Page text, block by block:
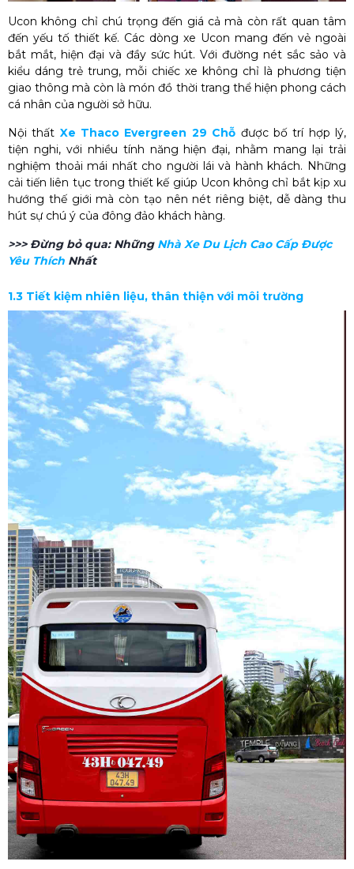
Ucon không chỉ chú trọng đến giá cả mà còn rất quan tâm
đến yếu tố thiết kế. Các dòng xe Ucon mang đến vẻ ngoài
bắt mắt, hiện đại và đầy sức hút. Với đường nét sắc sảo và
kiểu dáng trẻ trung, mỗi chiếc xe không chỉ là phương tiện
giao thông mà còn là món đồ thời trang thể hiện phong cách
cá nhân của người sở hữu.
Nội thất Xe Thaco Evergreen 29 Chỗ được bố trí hợp lý,
tiện nghi, với nhiều tính năng hiện đại, nhằm mang lại trải
nghiệm thoải mái nhất cho người lái và hành khách. Những
cải tiến liên tục trong thiết kế giúp Ucon không chỉ bắt kịp xu
hướng thế giới mà còn tạo nên nét riêng biệt, dễ dàng thu
hút sự chú ý của đông đảo khách hàng.
>>> Đừng bỏ qua: Những Nhà Xe Du Lịch Cao Cấp Được
Yêu Thích Nhất
1.3 Tiết kiệm nhiên liệu, thân thiện với môi trường